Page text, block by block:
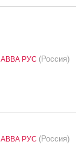
АВВА РУС (Россия)
АВВА РУС (Россия)